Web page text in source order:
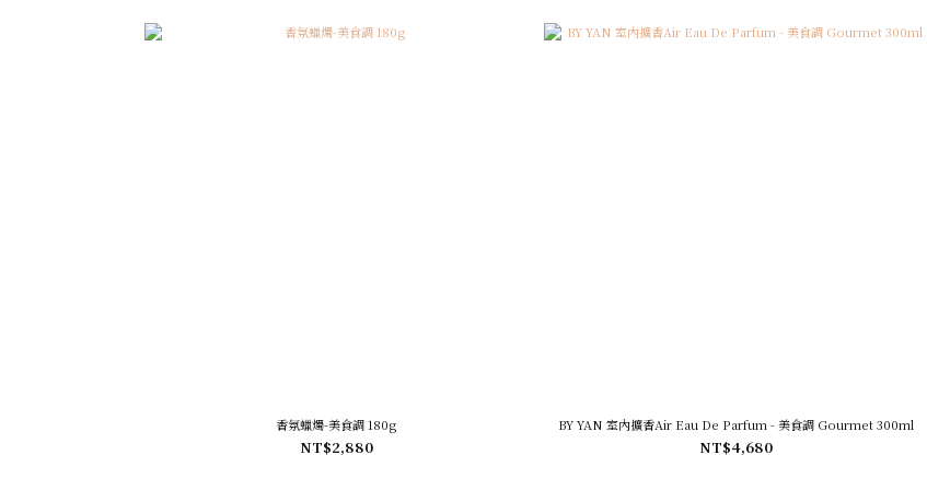
香氛蠟燭-美食調 180g
NT$2,880
BY YAN 室內擴香Air Eau De Parfum - 美食調 Gourmet 300ml
NT$4,680